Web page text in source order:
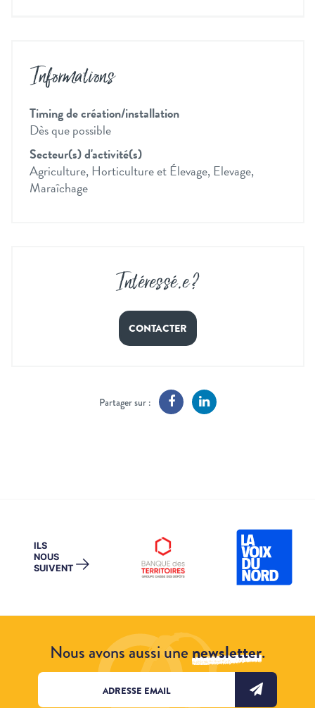
Informations
Timing de création/installation
Dès que possible
Secteur(s) d'activité(s)
Agriculture, Horticulture et Élevage, Elevage,
Maraîchage
Intéressé.e ?
CONTACTER
Partager sur :
ILS
NOUS
SUIVENT →
Nous avons aussi unenewsletter.